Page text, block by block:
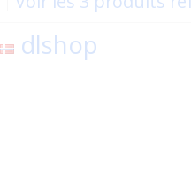
dlshop